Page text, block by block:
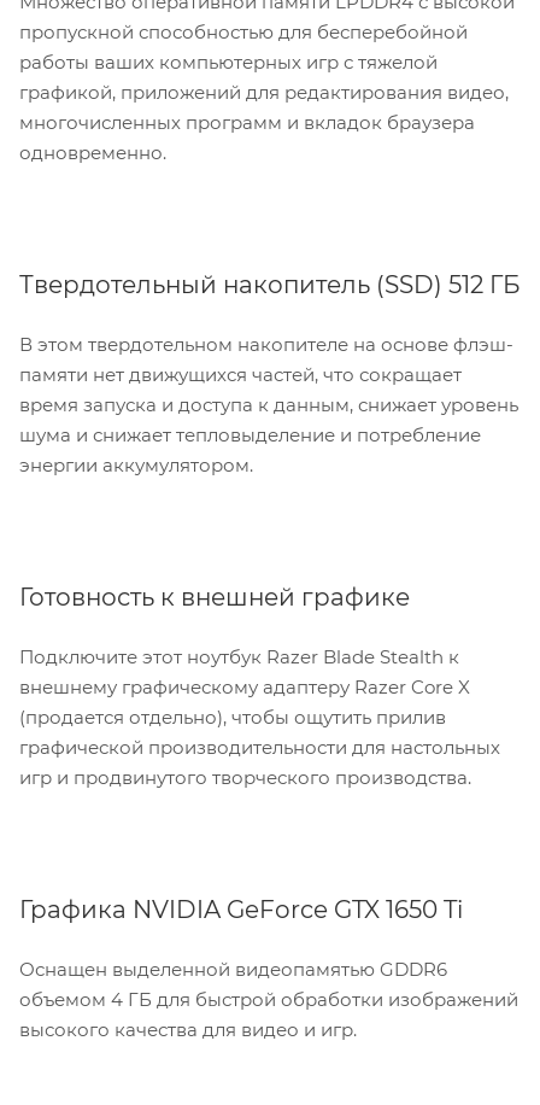
пропускной способностью для бесперебойной
работы ваших компьютерных игр с тяжелой
графикой, приложений для редактирования видео,
многочисленных программ и вкладок браузера
одновременно.
Твердотельный накопитель (SSD) 512 ГБ
В этом твердотельном накопителе на основе флэш-
памяти нет движущихся частей, что сокращает
время запуска и доступа к данным, снижает уровень
шума и снижает тепловыделение и потребление
энергии аккумулятором.
Готовность к внешней графике
Подключите этот ноутбук Razer Blade Stealth к
внешнему графическому адаптеру Razer Core X
(продается отдельно), чтобы ощутить прилив
графической производительности для настольных
игр и продвинутого творческого производства.
Графика NVIDIA GeForce GTX 1650 Ti
Оснащен выделенной видеопамятью GDDR6
объемом 4 ГБ для быстрой обработки изображений
высокого качества для видео и игр.